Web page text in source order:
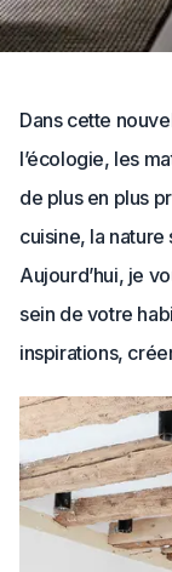
Dans cette
l’écologie, les
de plus en plus
cuisine, la nature
Aujourd’hui, je
sein de votre
inspirations,